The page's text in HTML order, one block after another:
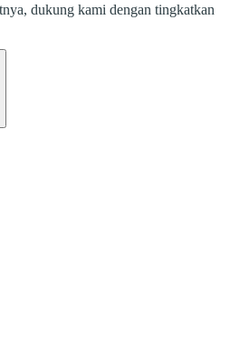
dukung kami dengan tingkatkan